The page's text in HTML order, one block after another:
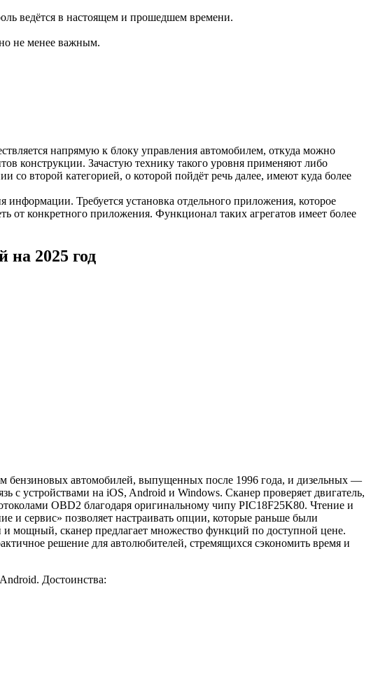
ведётся в настоящем и прошедшем времени.
не менее важным.
напрямую к блоку управления автомобилем, откуда можно
конструкции. Зачастую технику такого уровня применяют либо
со второй категорией, о которой пойдёт речь далее, имеют куда более
Требуется установка отдельного приложения, которое
от конкретного приложения. Функционал таких агрегатов имеет более
на 2025 год
бензиновых автомобилей, выпущенных после 1996 года, и дизельных —
с устройствами на iOS, Android и Windows. Сканер проверяет двигатель,
OBD2 благодаря оригинальному чипу PIC18F25K80. Чтение и
и сервис» позволяет настраивать опции, которые раньше были
и мощный, сканер предлагает множество функций по доступной цене.
решение для автолюбителей, стремящихся сэкономить время и
Достоинства: